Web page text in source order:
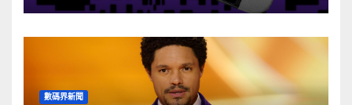
數碼界新聞